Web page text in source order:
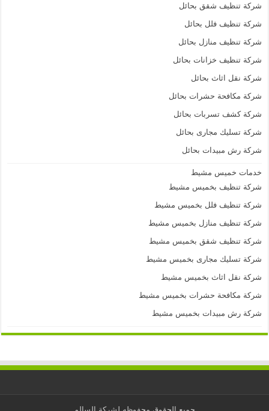
شركة تنظيف شقق بحائل
شركة تنظيف فلل بحائل
شركة تنظيف منازل بحائل
شركة تنظيف خزانات بحائل
شركة نقل اثاث بحائل
شركة مكافحة حشرات بحائل
شركة كشف تسربات بحائل
شركة تسليك مجارى بحائل
شركة رش مبيدات بحائل
خدمات خميس مشيط
شركة تنظيف بخميس مشيط
شركة تنظيف فلل بخميس مشيط
شركة تنظيف منازل بخميس مشيط
شركة تنظيف شقق بخميس مشيط
شركة تسليك مجارى بخميس مشيط
شركة نقل اثاث بخميس مشيط
شركة مكافحة حشرات بخميس مشيط
شركة رش مبيدات بخميس مشيط